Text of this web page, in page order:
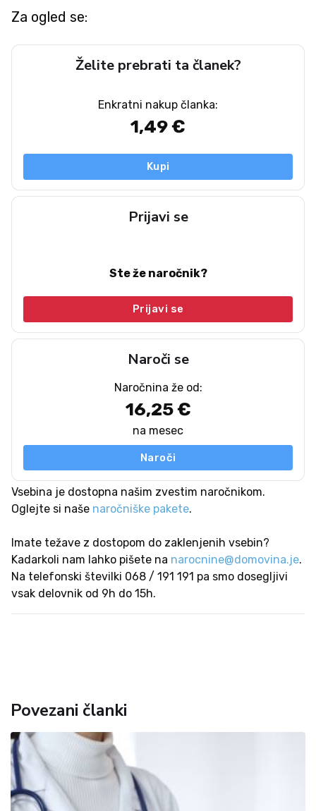
Za ogled se:
Želite prebrati ta članek?
Enkratni nakup članka:
1,49 €
Kupi
Prijavi se
Ste že naročnik?
Prijavi se
Naroči se
Naročnina že od:
16,25 €
na mesec
Naroči
Vsebina je dostopna našim zvestim naročnikom.
Oglejte si naše naročniške pakete.
Imate težave z dostopom do zaklenjenih vsebin?
Kadarkoli nam lahko pišete na narocnine@domovina.je.
Na telefonski številki 068 / 191 191 pa smo dosegljivi
vsak delovnik od 9h do 15h.
Povezani članki